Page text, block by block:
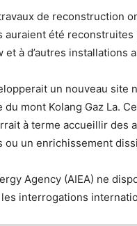
de reconstruction
auraient été
et à d’autres installations
un nouveau site
mont Kolang Gaz La.
à terme accueillir des
ou un enrichissement
Agency (AIEA) ne
interrogations